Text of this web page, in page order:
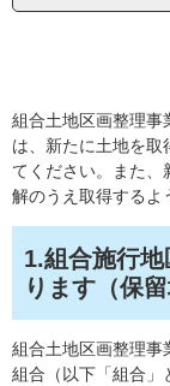
組合土地区画整理事
は、新たに土地を取
てください。また、
解のうえ取得するよ
1.組合施行
ります（保
組合土地区画整理事
組合（以下「組合」